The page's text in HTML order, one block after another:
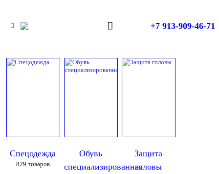
+7 913-909-46-71
Спецодежда
829 товаров
Обувь
специализированная
Защита
головы